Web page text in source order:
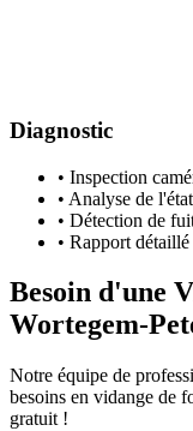
Diagnostic
• Inspection
• Analyse de l'état
• Détection de
• Rapport détaillé
Besoin d'une
Wortegem-
Notre équipe de
besoins en vidange de
gratuit !